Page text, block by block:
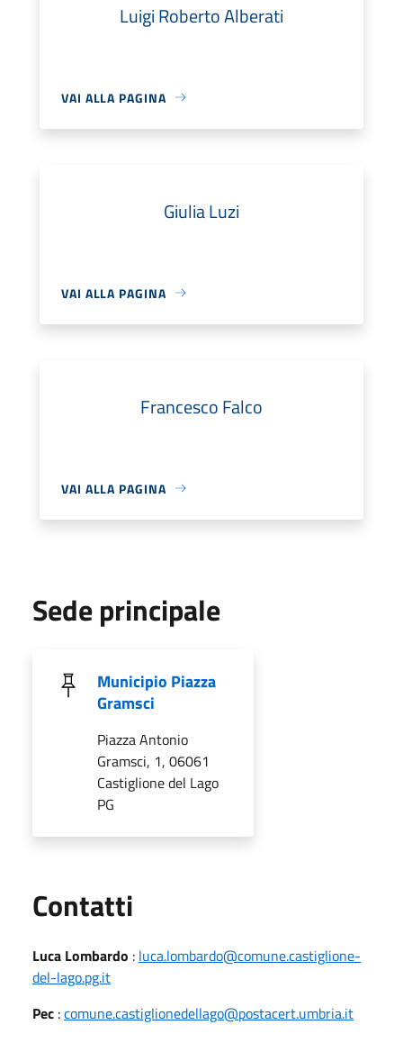
Luigi Roberto Alberati
VAI ALLA PAGINA
Giulia Luzi
VAI ALLA PAGINA
Francesco Falco
VAI ALLA PAGINA
Sede principale
Municipio Piazza
Gramsci
Piazza Antonio
Gramsci, 1, 06061
Castiglione del Lago
PG
Contatti
Luca Lombardo : luca.lombardo@comune.castiglione-
del-lago.pg.it
Pec :comune.castiglionedellago@postacert.umbria.it